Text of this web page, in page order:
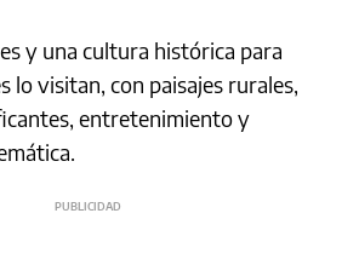
y una cultura histórica para
lo visitan, con paisajes rurales,
entretenimiento y